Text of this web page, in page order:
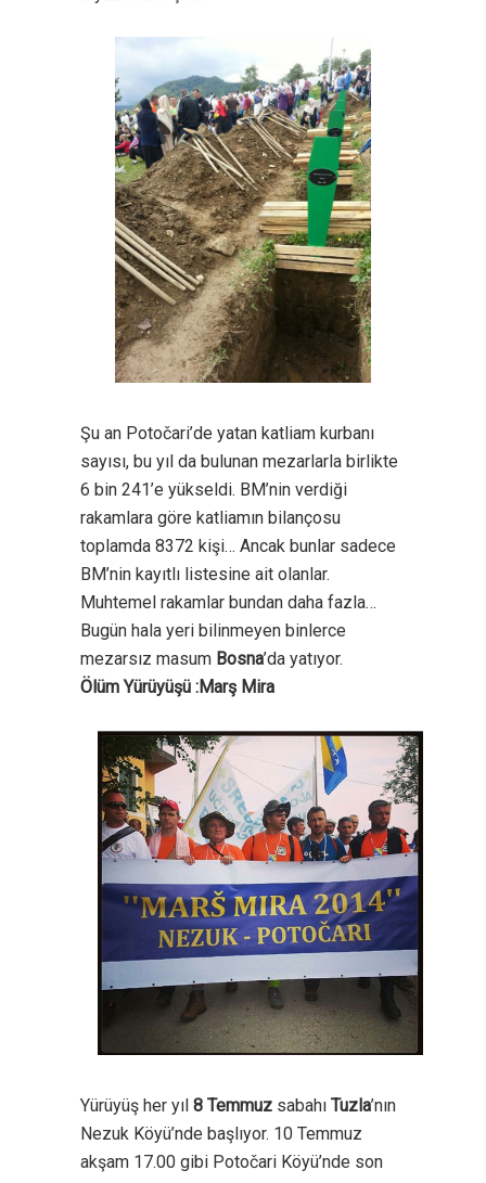
Şu an Potočari’de yatan katliam kurbanı
sayısı, bu yıl da bulunan mezarlarla birlikte
6 bin 241’e yükseldi. BM’nin verdiği
rakamlara göre katliamın bilançosu
toplamda 8372 kişi… Ancak bunlar sadece
BM’nin kayıtlı listesine ait olanlar.
Muhtemel rakamlar bundan daha fazla…
Bugün hala yeri bilinmeyen binlerce
mezarsız masum Bosna’da yatıyor.
Ölüm Yürüyüşü :Marş Mira
Yürüyüş her yıl 8 Temmuz sabahı Tuzla’nın
Nezuk Köyü’nde başlıyor. 10 Temmuz
akşam 17.00 gibi Potočari Köyü’nde son